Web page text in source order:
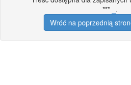
***
.
Wróć na poprzednią